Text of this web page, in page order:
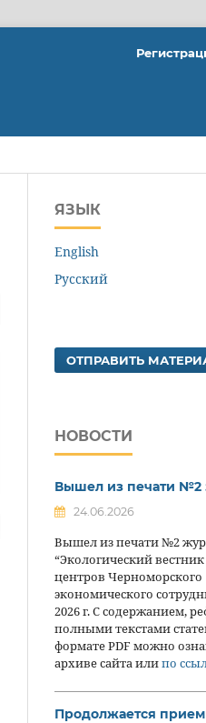
ЯЗЫК
English
Русский
ОТПРАВИТЬ
НОВОСТИ
Вышел из печати №2
24.06.2026
Вышел из печати №2
“Экологический
центров Черноморского
экономического
2026 г. С содержанием,
полными текстами
формате PDF можно
архиве сайта илипо
Продолжается прием